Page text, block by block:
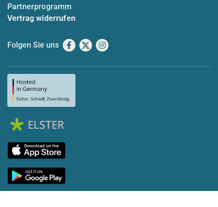
Partnerprogramm
Vertrag widerrufen
Folgen Sie uns Facebook
X Instagram